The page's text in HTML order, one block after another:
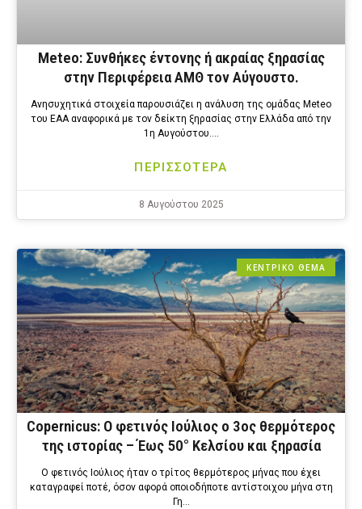
Meteo: Συνθήκες έντονης ή ακραίας ξηρασίας
στην Περιφέρεια ΑΜΘ τον Αύγουστο.
Ανησυχητικά στοιχεία παρουσιάζει η ανάλυση της ομάδας Meteo
του ΕΑΑ αναφορικά με τον δείκτη ξηρασίας στην Ελλάδα από την
1η Αυγούστου….
ΠΕΡΙΣΣΟΤΕΡΑ
8 Αυγούστου 2025
ΚΕΝΤΡΙΚΟ ΘΕΜΑ
Copernicus: Ο φετινός Ιούλιος ο 3ος θερμότερος
της ιστορίας – Έως 50° Κελσίου και ξηρασία
Ο φετινός Ιούλιος ήταν ο τρίτος θερμότερος μήνας που έχει
καταγραφεί ποτέ, όσον αφορά οποιοδήποτε αντίστοιχου μήνα στη
Γη…